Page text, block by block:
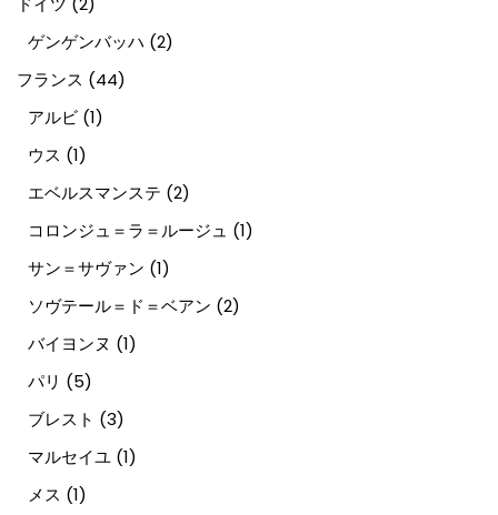
ゲンゲンバッハ (2)
フランス (44)
アルビ (1)
ウス (1)
エベルスマンステ (2)
コロンジュ＝ラ＝ルージュ (1)
サン＝サヴァン (1)
ソヴテール＝ド＝ベアン (2)
バイヨンヌ (1)
パリ (5)
ブレスト (3)
マルセイユ (1)
メス (1)